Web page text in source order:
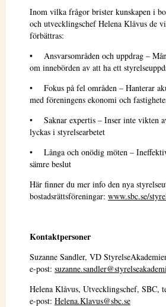
Inom vilka frågor brister kunskapen i
och utvecklingschef Helena Klåvus de
förbättras:
• Ansvarsområden och uppdrag –
om innebörden av att ha ett
• Fokus på fel områden – Hanterar
med föreningens ekonomi och
• Saknar expertis – Inser inte vikten
lyckas i styrelsearbetet
• Långa och onödig möten –
sämre beslut
Här finner du mer info den nya
bostadsrättsföreningar: www.sbc.se/
Kontaktpersoner
Suzanne Sandler, VD
e-post:
Helena Klåvus, Utvecklingschef, SBC,
e-post: Helena.Klavus@sbc.se